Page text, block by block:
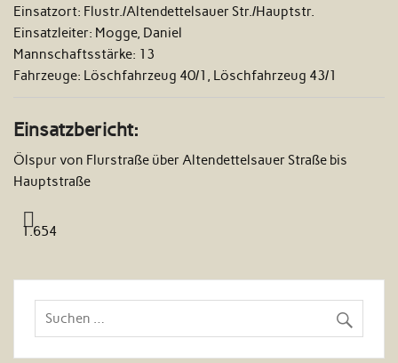
Einsatzort: Flustr./Altendettelsauer Str./Hauptstr.
Einsatzleiter: Mogge, Daniel
Mannschaftsstärke: 13
Fahrzeuge: Löschfahrzeug 40/1, Löschfahrzeug 43/1
Einsatzbericht:
Ölspur von Flurstraße über Altendettelsauer Straße bis
Hauptstraße
1.654